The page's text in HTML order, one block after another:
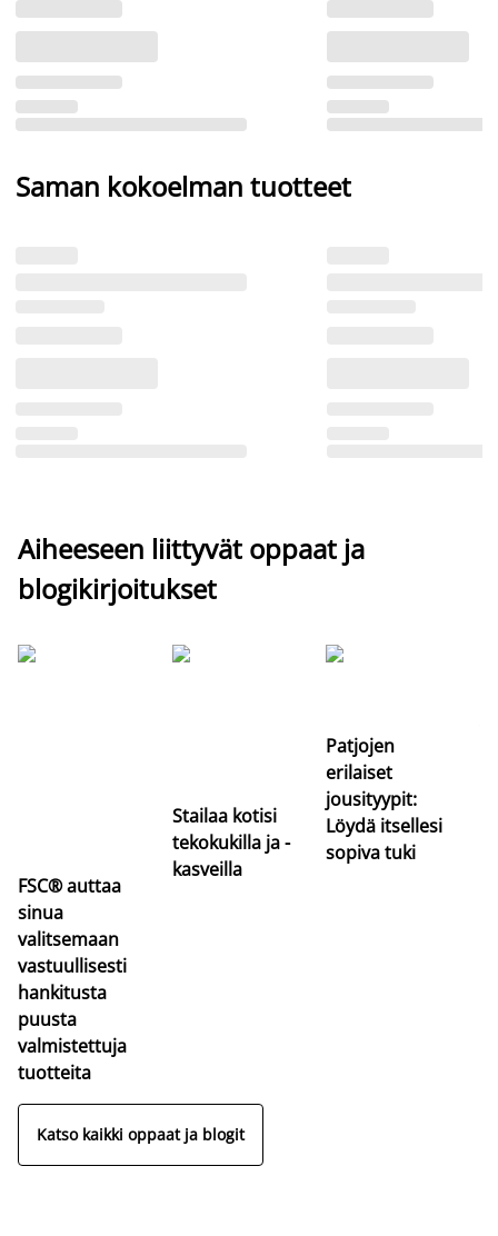
Saman kokoelman tuotteet
Aiheeseen liittyvät oppaat ja
blogikirjoitukset
FSC® auttaa
sinua
valitsemaan
vastuullisesti
hankitusta
puusta
valmistettuja
tuotteita
Stailaa kotisi
tekokukilla ja -
kasveilla
Patjojen
erilaiset
jousityypit:
Löydä itsellesi
sopiva tuki
Katso kaikki oppaat ja blogit